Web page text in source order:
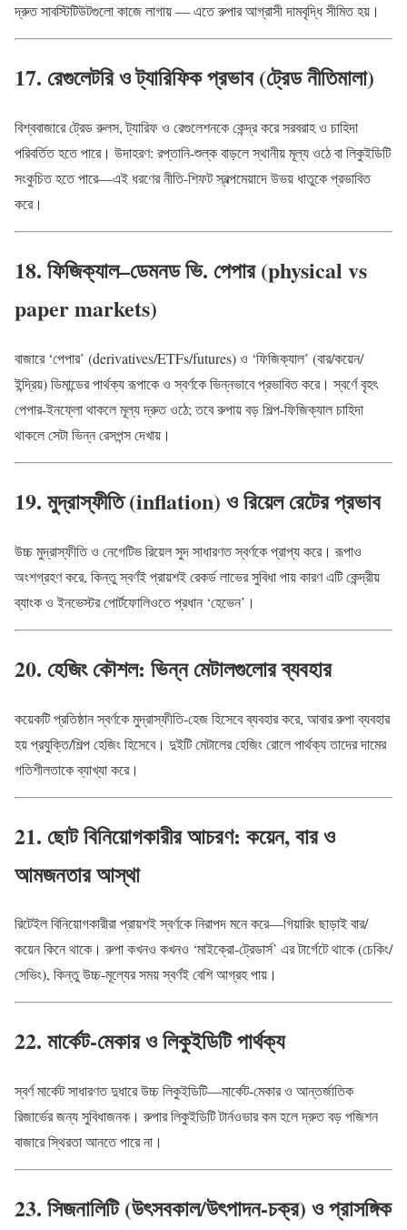
দ্রুত সাবস্টিটিউটগুলো কাজে লাগায় — এতে রুপার আগ্রাসী দামবৃদ্ধি সীমিত হয়।
17. রেগুলেটরি ও ট্যারিফিক প্রভাব (ট্রেড নীতিমালা)
বিশ্ববাজারে ট্রেড রুলস, ট্যারিফ ও রেগুলেশনকে কেন্দ্র করে সরবরাহ ও চাহিদা
পরিবর্তিত হতে পারে। উদাহরণ: রপ্তানি-শুল্ক বাড়লে স্থানীয় মূল্য ওঠে বা লিকুইডিটি
সংকুচিত হতে পারে—এই ধরণের নীতি-শিফট স্বল্পমেয়াদে উভয় ধাতুকে প্রভাবিত
করে।
18. ফিজিক্যাল–ডেমন‌ড ভি. পেপার (physical vs
paper markets)
বাজারে ‘পেপার’ (derivatives/ETFs/futures) ও ‘ফিজিক্যাল’ (বার/কয়েন/
ইন্দ্রিয়) ডিমান্ডের পার্থক্য রূপাকে ও স্বর্ণকে ভিন্নভাবে প্রভাবিত করে। স্বর্ণে বৃহৎ
পেপার-ইনফ্লো থাকলে মূল্য দ্রুত ওঠে; তবে রুপায় বড় শিল্প-ফিজিক্যাল চাহিদা
থাকলে সেটা ভিন্ন রেসপন্স দেখায়।
19. মুদ্রাস্ফীতি (inflation) ও রিয়েল রেটের প্রভাব
উচ্চ মুদ্রাস্ফীতি ও নেগেটিভ রিয়েল সুদ সাধারণত স্বর্ণকে প্রাপ্য করে। রূপাও
অংশগ্রহণ করে, কিন্তু স্বর্ণই প্রায়শই রেকর্ড লাভের সুবিধা পায় কারণ এটি কেন্দ্রীয়
ব্যাংক ও ইনভেস্টর পোর্টফোলিওতে প্রধান ‘হেভেন’।
20. হেজিং কৌশল: ভিন্ন মেটালগুলোর ব্যবহার
কয়েকটি প্রতিষ্ঠান স্বর্ণকে মুদ্রাস্ফীতি-হেজ হিসেবে ব্যবহার করে, আবার রুপা ব্যবহার
হয় প্রযুক্তি/শিল্প হেজিং হিসেবে। দুইটি মেটালের হেজিং রোলে পার্থক্য তাদের দামের
গতিশীলতাকে ব্যাখ্যা করে।
21. ছোট বিনিয়োগকারীর আচরণ: কয়েন, বার ও
আমজনতার আস্থা
রিটেইল বিনিয়োগকারীরা প্রায়শই স্বর্ণকে নিরাপদ মনে করে—গিয়ারিং ছাড়াই বার/
কয়েন কিনে থাকে। রুপা কখনও কখনও ‘মাইক্রো-ট্রেডার্স’ এর টার্গেটে থাকে (চেকিং/
সেভিং), কিন্তু উচ্চ-মূল্যের সময় স্বর্ণই বেশি আগ্রহ পায়।
22. মার্কেট-মেকার ও লিকুইডিটি পার্থক্য
স্বর্ণ মার্কেট সাধারণত দুধারে উচ্চ লিকুইডিটি—মার্কেট-মেকার ও আন্তর্জাতিক
রিজার্ভের জন্য সুবিধাজনক। রুপার লিকুইডিটি টার্নওভার কম হলে দ্রুত বড় পজিশন
বাজারে স্থিরতা আনতে পারে না।
23. সিজনালিটি (উৎসবকাল/উৎপাদন-চক্র) ও প্রাসঙ্গিক